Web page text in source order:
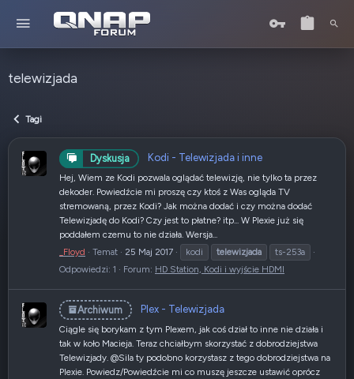
telewizjada
Tagi
Dyskusja Kodi - Telewizjada i inne
Hej, Wiem ze Kodi pozwala oglądać telewizję, nie tylko ta przez
dekoder. Powiedźcie mi proszę czy ktoś z Was ogląda TV
stremowaną, przez Kodi? Jak można dodać i czy można dodać
Telewizjadę do Kodi? Czy jest to płatne? itp... W Plexie już się
poddałem czemu to nie działa. Wersja...
_Floyd
Temat 25 Maj 2017 kodi telewizjada
ts-253a
Odpowiedzi: 1
Forum: HD Station, Kodi i wyjście HDMI
Archiwum Plex - Telewizjada
Ciągle się borykam z tym Plexem, jak coś dział to inne nie działa i
tak w koło Macieja. Teraz chciałbym skorzystać z dobrodziejstwa
Telewizjady. @Sila ty podobno korzystasz z tego dobrodziejstwa na
Plexie. Powiedz/Powiedźcie mi co muszę jeszcze ustawić oprócz